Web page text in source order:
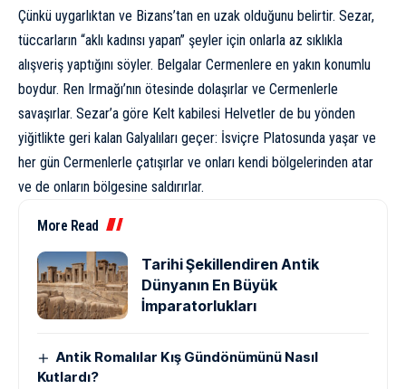
Çünkü uygarlıktan ve Bizans’tan en uzak olduğunu belirtir. Sezar,
tüccarların “aklı kadınsı yapan” şeyler için onlarla az sıklıkla
alışveriş yaptığını söyler. Belgalar Cermenlere en yakın konumlu
boydur. Ren Irmağı’nın ötesinde dolaşırlar ve Cermenlerle
savaşırlar. Sezar’a göre Kelt kabilesi Helvetler de bu yönden
yiğitlikte geri kalan Galyalıları geçer: İsviçre Platosunda yaşar ve
her gün Cermenlerle çatışırlar ve onları kendi bölgelerinden atar
ve de onların bölgesine saldırırlar.
More Read
Tarihi Şekillendiren Antik
Dünyanın En Büyük
İmparatorlukları
Antik Romalılar Kış Gündönümünü Nasıl
Kutlardı?